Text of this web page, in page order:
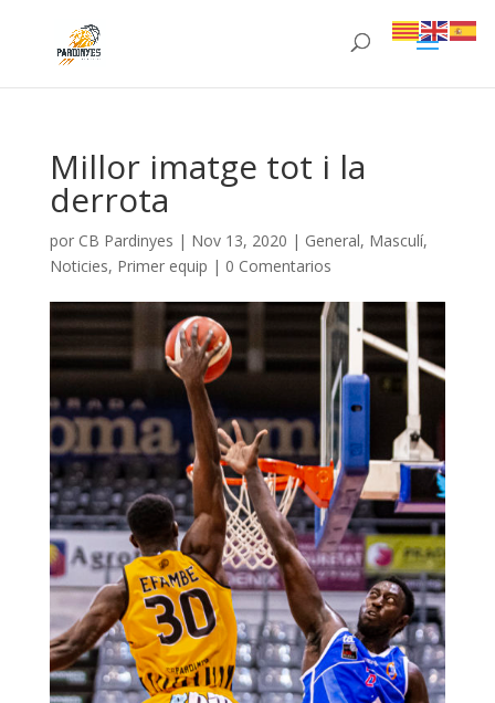
Millor imatge tot i la
derrota
por CB Pardinyes | Nov 13, 2020 | General, Masculí,
Noticies, Primer equip | 0 Comentarios